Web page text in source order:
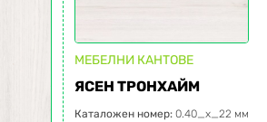
МЕБЕЛНИ КАНТОВЕ
ЯСЕН ТРОНХАЙМ
Каталожен номер: 0.40_x_22 мм